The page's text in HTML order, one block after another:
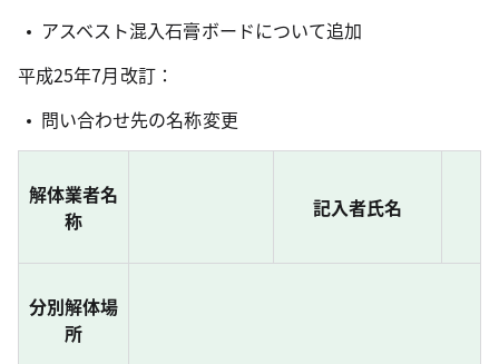
アスベスト混入石膏ボードについて追加
平成25年7月改訂：
問い合わせ先の名称変更
解体業者名
称
記入者氏名
分別解体場
所